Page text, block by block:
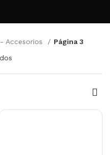
Accesorios
Página 3